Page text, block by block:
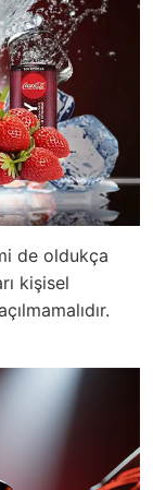
de oldukça
kişisel